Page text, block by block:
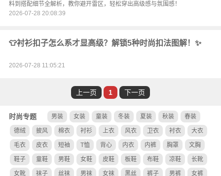
料到搭配细节全解析，教你避开雷区，轻松穿出高级感与氛围感！
2026-07-28 20:08:39
👕衬衫扣子怎么系才显高级？解锁5种时尚扣法图解！✨
2026-07-28 11:05:21
上一页 1 下一页
时尚专题 男装 女装 童装 冬装 夏装 秋装 春装
德绒 披风 棉衣 衬衫 上衣 风衣 卫衣 衬衣 大衣
毛衣 皮衣 短袖 T恤 背心 内衣 内裤 胸罩 文胸
鞋子 童鞋 男鞋 女鞋 皮鞋 板鞋 布鞋 凉鞋 长靴
女靴 袜子 丝袜 男袜 女袜 黑丝 裤子 男裤 女裤